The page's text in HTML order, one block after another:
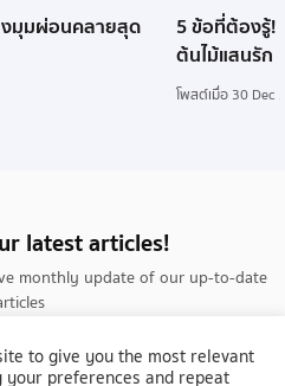
งมุมผ่อนคลายสุด
5 ข้อที่ต้องรู้!
ต้นไม้แสนรัก
โพสต์เมื่อ 30 Dec
latest articles!
monthly update of our up-to-date
to give you the most relevant
preferences and repeat